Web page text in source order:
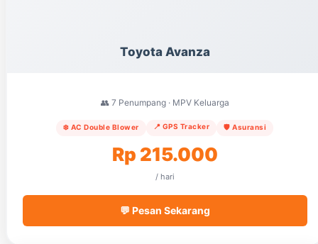
Toyota Avanza
👥 7 Penumpang · MPV Keluarga
❄️ AC Double Blower 📍 GPS Tracker 🛡️ Asuransi
Rp 215.000
/ hari
💬 Pesan Sekarang